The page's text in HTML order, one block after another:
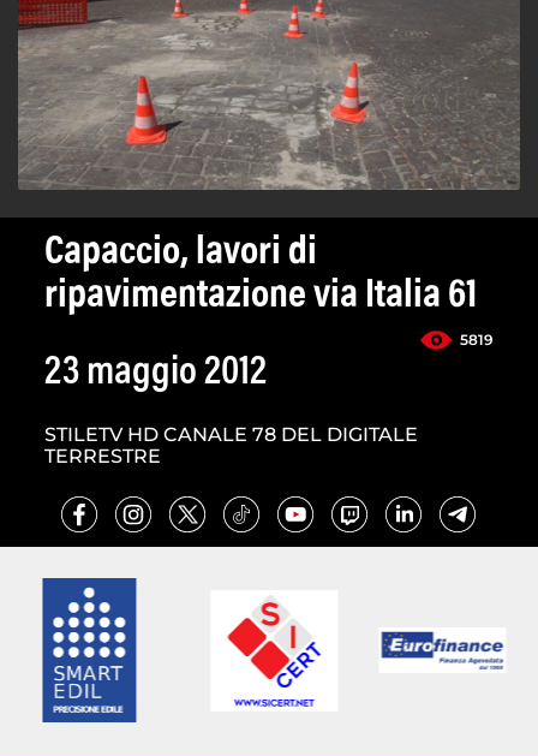
Capaccio, lavori di
ripavimentazione via Italia 61
5819
23 maggio 2012
STILETV HD CANALE 78 DEL DIGITALE
TERRESTRE